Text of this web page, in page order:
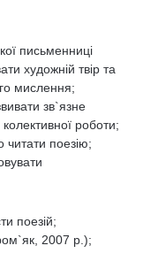
письменниці
художній твір та
мислення;
зв`язне
роботи;
читати поезію;
поезій;
2007 р.);